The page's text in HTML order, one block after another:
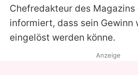
Chefredakteur des Magazins
informiert, dass sein Gewinn
eingelöst werden könne.
Anzeige